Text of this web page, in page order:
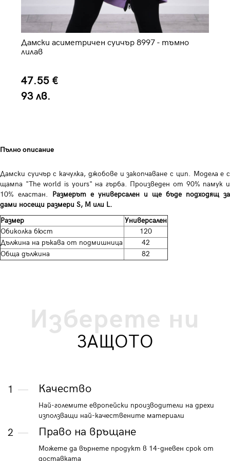
Дамски асиметричен суичър 8997 - тъмно
лилав
47.55 €
93 лв.
Пълно описание
Дамски суичър с качулка, джобове и закопчаване с цип. Модела е с
щампа "The world is yours" на гърба. Произведен от 90% памук и
10% еластан.
Размерът е универсален и ще бъде подходящ за
дами носещи размери S, M или L.
Размер
Универсален
Обиколка бюст
120
Дължина на ръкава от подмишница
42
Обща дължина
82
Изберете ни
ЗАЩОТО
1 Качество
Най-големите европейски производители на дрехи
използващи най-качествените материали
2 Право на връщане
Можете да върнете продукт в 14-дневен срок от
доставката